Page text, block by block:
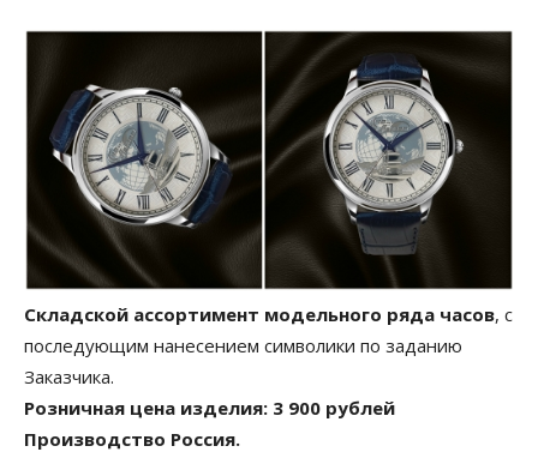
Складской ассортимент модельного ряда часов, с
последующим нанесением символики по заданию
Заказчика.
Розничная цена изделия: 3 900 рублей
Производство Россия.